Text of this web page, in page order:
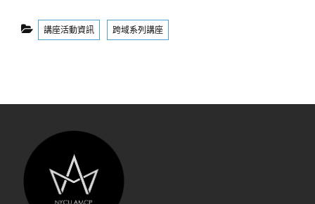
Categories
講座活動資訊 跨域系列講座